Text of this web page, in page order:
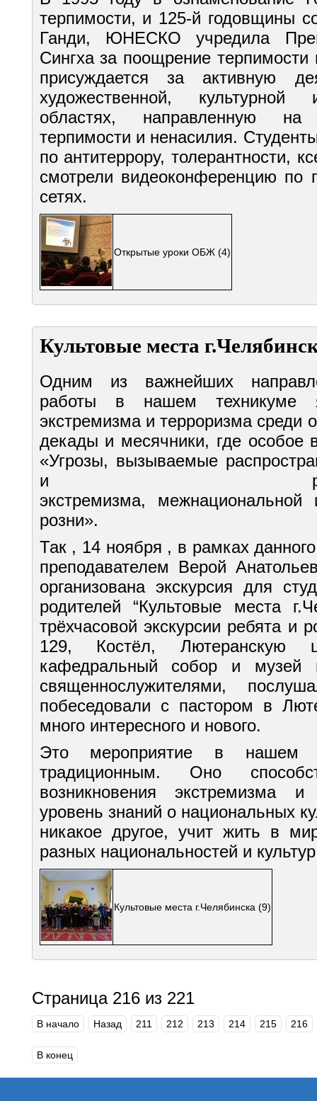
терпимости, и 125-й годовщины
Ганди, ЮНЕСКО учредила
Сингха за поощрение
присуждается за активную
художественной, культурной
областях, направленную
терпимости и ненасилия.
по антитеррору, толерантности,
смотрели видеоконференцию по
сетях.
Открытые уроки ОБЖ (4)
Культовые места
Одним из важнейших
работы в нашем техникуме
экстремизма и терроризма среди
декады и месячники, где особое
«Угрозы, вызываемые
и религиозно-
экстремизма, межнациональной
розни».
Так , 14 ноября , в рамках
преподавателем Верой
организована экскурсия для
родителей “Культовые места
трёхчасовой экскурсии ребята и
129, Костёл, Лютеранскую
кафедральный собор и
священнослужителями,
побеседовали с пастором в
много интересного и нового.
Это мероприятие в нашем
традиционным. Оно
возникновения экстремизма
уровень знаний о национальных
никакое другое, учит жить в
разных национальностей и
Культовые места г.Челябинска (9)
Страница 216 из 221
В начало Назад 211 212 213 214 215 216
В конец